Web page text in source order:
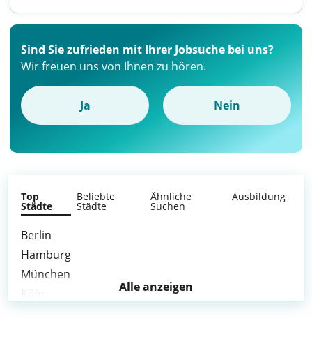
Sind Sie zufrieden mit Ihrer Jobsuche bei uns?
Wir freuen uns von Ihnen zu hören.
Ja Nein
Top
Städte
Beliebte
Städte
Ähnliche
Suchen
Ausbildung
Berlin
Hamburg
München
Alle anzeigen